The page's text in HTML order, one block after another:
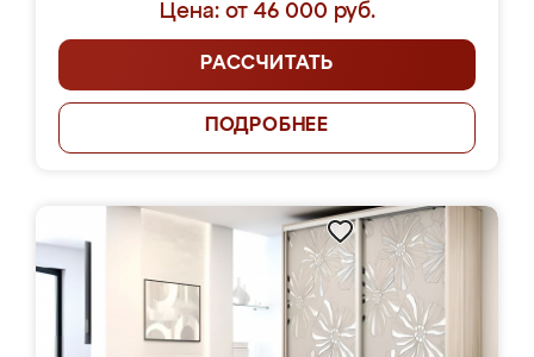
Цена: от 46 000 руб.
РАССЧИТАТЬ
ПОДРОБНЕЕ